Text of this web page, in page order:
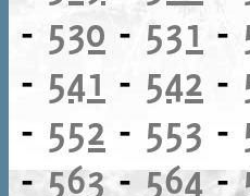
- 530 - 531 -
- 541 - 542 -
- 552 - 553 -
-563-564-